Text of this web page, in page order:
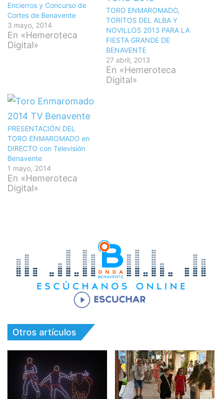
Encierros y Concurso de
Cortes de Benavente
3 mayo, 2014
En «Hemeroteca
Digital»
TORO ENMAROMADO,
TORITOS DEL ALBA Y
NOVILLOS 2013 PARA LA
FIESTA GRANDE DE
BENAVENTE
27 abril, 2013
En «Hemeroteca
Digital»
PRESENTACIÓN DEL
TORO ENMAROMADO en
DIRECTO con Televisión
Benavente
1 mayo, 2014
En «Hemeroteca
Digital»
Otros artículos